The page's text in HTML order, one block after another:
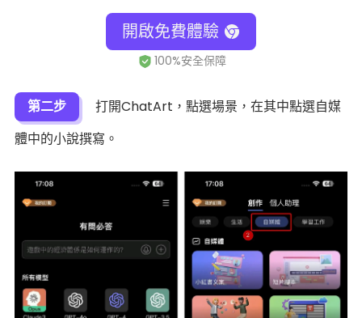
開啟免費體驗
第二步
打開ChatArt，點選場景，在其中點選自媒
體中的小說撰寫。